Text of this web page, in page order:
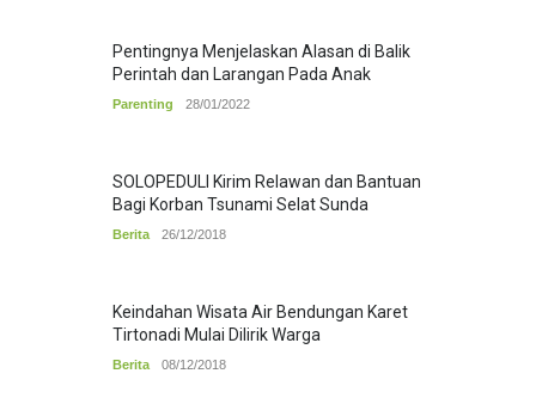
Pentingnya Menjelaskan Alasan di Balik
Perintah dan Larangan Pada Anak
Parenting 28/01/2022
SOLOPEDULI Kirim Relawan dan Bantuan
Bagi Korban Tsunami Selat Sunda
Berita 26/12/2018
Keindahan Wisata Air Bendungan Karet
Tirtonadi Mulai Dilirik Warga
Berita 08/12/2018